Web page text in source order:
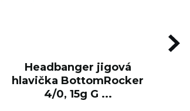
Headbanger jigová
hlavička BottomRocker
4/0, 15g G ...